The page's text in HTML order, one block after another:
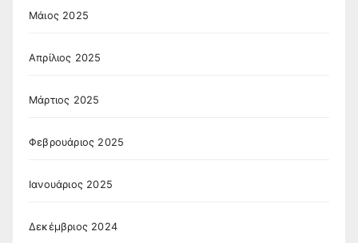
Μάιος 2025
Απρίλιος 2025
Μάρτιος 2025
Φεβρουάριος 2025
Ιανουάριος 2025
Δεκέμβριος 2024